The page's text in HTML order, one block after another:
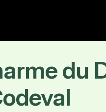
du